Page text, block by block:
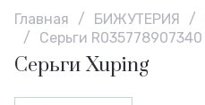
Главная / БИЖУТЕРИЯ /
/
Серьги R035778907340
Серьги Xuping